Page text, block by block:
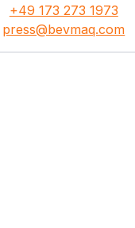
+49 173 273 1973
press@bevmaq.com